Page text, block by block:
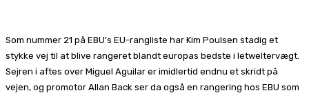
Som nummer 21 på EBU’s EU-rangliste har Kim Poulsen stadig et
stykke vej til at blive rangeret blandt europas bedste i letweltervægt.
Sejren i aftes over Miguel Aguilar er imidlertid endnu et skridt på
vejen, og promotor Allan Back ser da også en rangering hos EBU som